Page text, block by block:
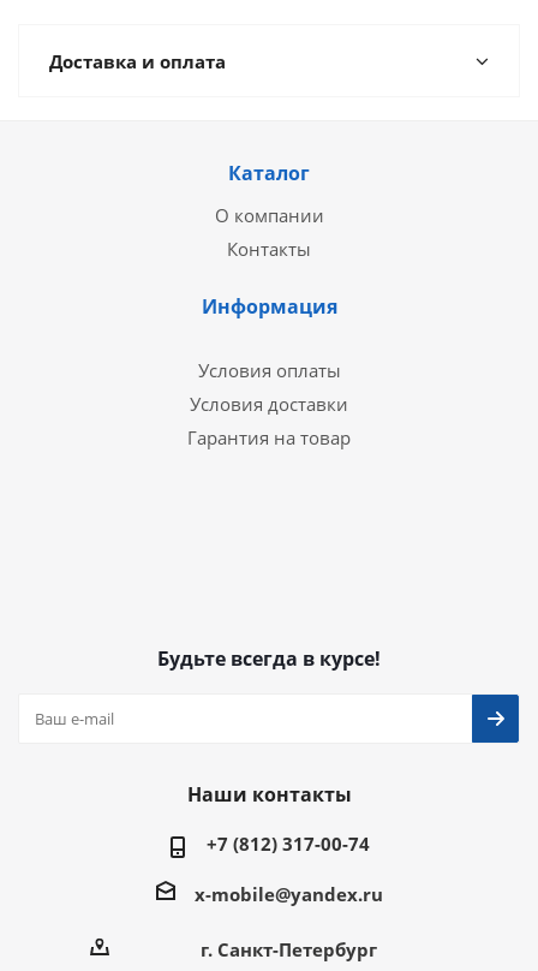
Доставка и оплата
Каталог
О компании
Контакты
Информация
Условия оплаты
Условия доставки
Гарантия на товар
Будьте всегда в курсе!
Наши контакты
+7 (812) 317-00-74
x-mobile@yandex.ru
г. Санкт-Петербург